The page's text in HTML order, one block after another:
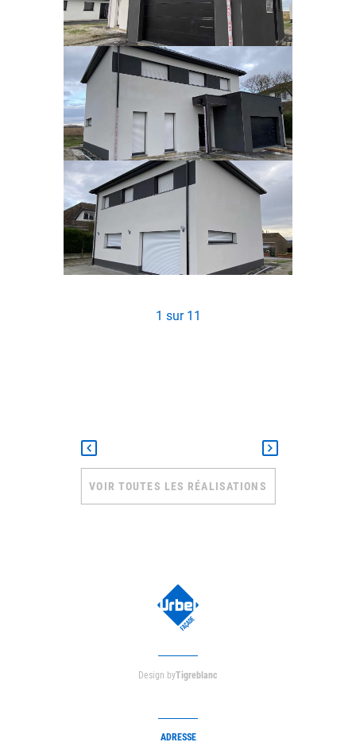
1 sur 11
VOIR TOUTES LES RÉALISATIONS
Design byTigreblanc
ADRESSE